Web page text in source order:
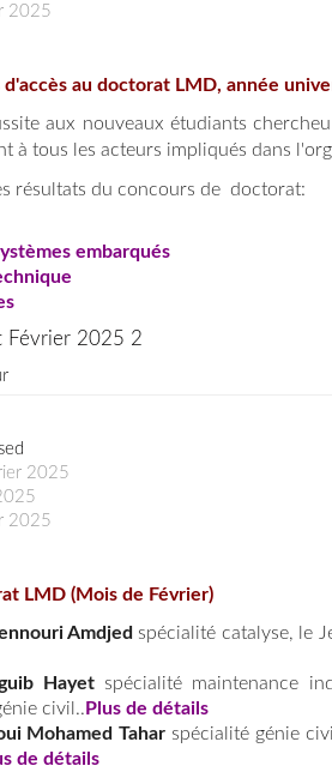
2025
d'accès au doctorat LMD, année
aux nouveaux étudiants
à tous les acteurs impliqués dans
résultats du concours de doctorat:
embarqués
Février 2025 2
2025
2025
LMD (Mois de Février)
Amdjed spécialité catalyse, le
Hayetspécialité maintenance
civil..Plus de détails
Mohamed Tahar spécialité génie
de détails